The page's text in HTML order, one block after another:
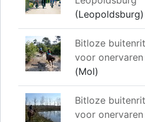
(Leopoldsburg)
Bitloze
voor onervaren
(Mol)
Bitloze
voor onervaren